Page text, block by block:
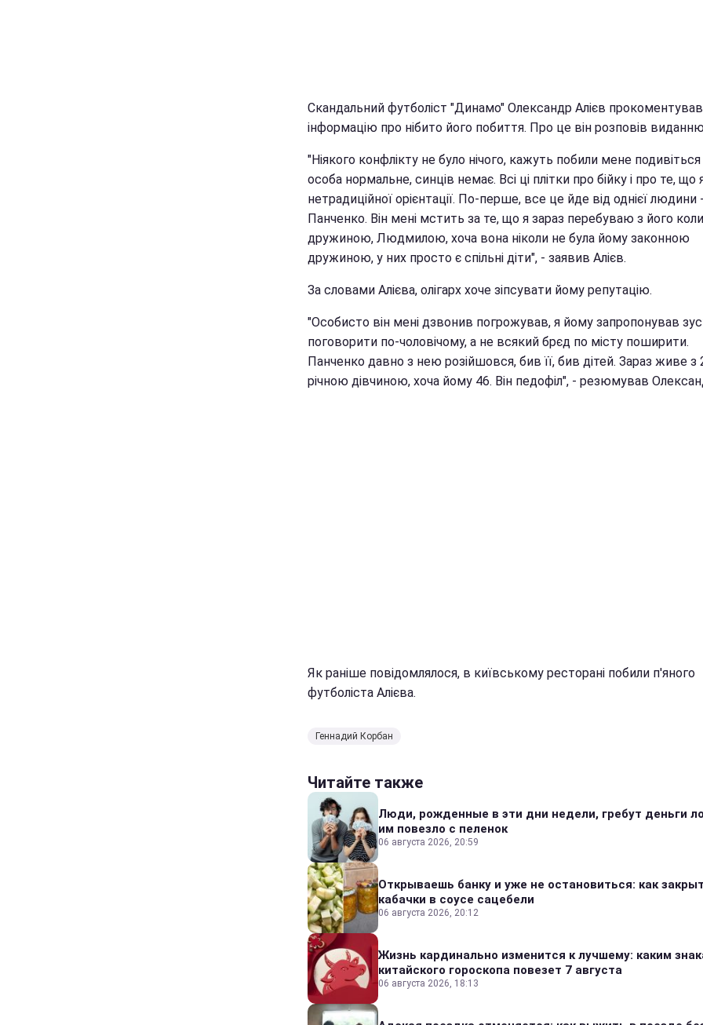
Скандальний футболіст "Динамо" Олександр Алієв прокоментував
інформацію про нібито його побиття. Про це він розповів
"Ніякого конфлікту не було нічого, кажуть побили мене подивіться
особа нормальне, синців немає. Всі ці плітки про бійку і про те, що
нетрадиційної орієнтації. По-перше, все це йде від однієї людини
Панченко. Він мені мстить за те, що я зараз перебуваю з його
дружиною, Людмилою, хоча вона ніколи не була йому законною
дружиною, у них просто є спільні діти", - заявив Алієв.
За словами Алієва, олігарх хоче зіпсувати йому репутацію.
"Особисто він мені дзвонив погрожував, я йому запропонував
поговорити по-чоловічому, а не всякий брєд по місту поширити.
Панченко давно з нею розійшовся, бив її, бив дітей. Зараз живе з
річною дівчиною, хоча йому 46. Він педофіл", - резюмував
Як раніше повідомлялося, в київському ресторані побили п'яного
футболіста Алієва.
Геннадий Корбан
Читайте также
Люди, рожденные в эти дни недели, гребут деньги
им повезло с пеленок
06 августа 2026, 20:59
Открываешь банку и уже не остановиться: как
кабачки в соусе сацебели
06 августа 2026, 20:12
Жизнь кардинально изменится к лучшему: каким
китайского гороскопа повезет 7 августа
06 августа 2026, 18:13